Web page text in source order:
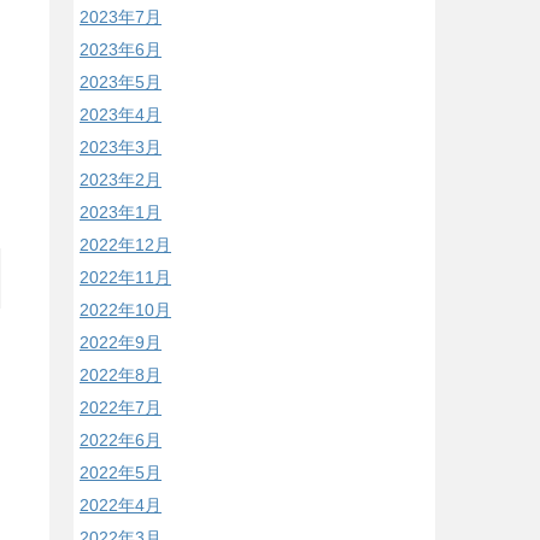
2023年7月
2023年6月
2023年5月
2023年4月
2023年3月
2023年2月
2023年1月
2022年12月
2022年11月
2022年10月
2022年9月
2022年8月
2022年7月
2022年6月
2022年5月
2022年4月